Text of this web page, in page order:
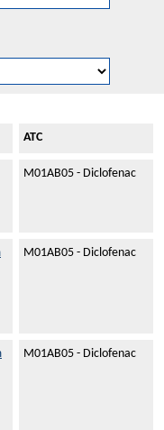
ATC
M01AB05 - Diclofenac
M01AB05 - Diclofenac
M01AB05 - Diclofenac